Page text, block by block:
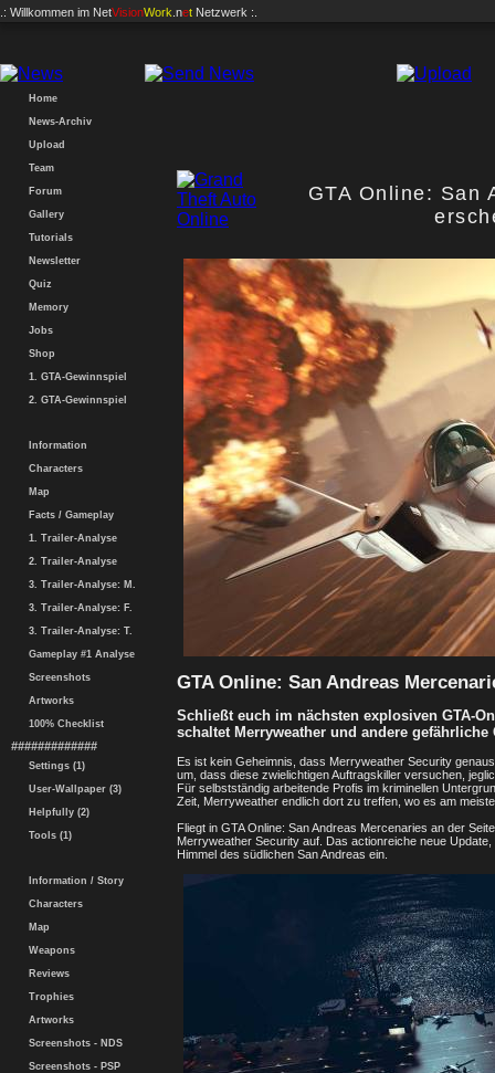
.: Willkommen im NetVisionWork .net Netzwerk :.
Home
News-Archiv
Upload
Team
Forum
Gallery
Tutorials
Newsletter
Quiz
Memory
Jobs
Shop
1. GTA-Gewinnspiel
2. GTA-Gewinnspiel
Information
Characters
Map
Facts / Gameplay
1. Trailer-Analyse
2. Trailer-Analyse
3. Trailer-Analyse: M.
3. Trailer-Analyse: F.
3. Trailer-Analyse: T.
Gameplay #1 Analyse
Screenshots
Artworks
100% Checklist
#############
Settings (1)
User-Wallpaper (3)
Helpfully (2)
Tools (1)
Information / Story
Characters
Map
Weapons
Reviews
Trophies
Artworks
Screenshots - NDS
Screenshots - PSP
GTA Online: San
GTA Online: San Andreas
Schließt euch im nächsten explosiven GTA-
schaltet Merryweather und andere gefährliche
Es ist kein Geheimnis, dass Merryweather Security
um, dass diese zwielichtigen Auftragskiller versuchen,
Für selbstständig arbeitende Profis im kriminellen
Zeit, Merryweather endlich dort zu treffen, wo es am
Fliegt in GTA Online: San Andreas Mercenaries an der
Merryweather Security auf. Das actionreiche neue
Himmel des südlichen San Andreas ein.